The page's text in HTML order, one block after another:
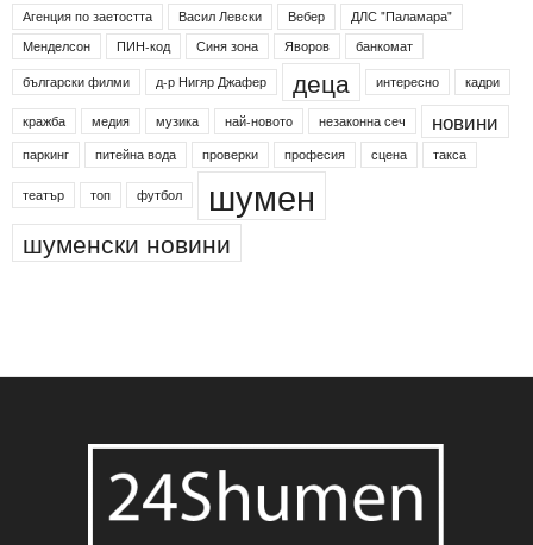
Агенция по заетостта
Васил Левски Вебер
ДЛС "Паламара"
Менделсон
ПИН-код Синя зона Яворов
банкомат
български филми
д-р Нигяр Джафер деца интересно кадри
кражба медия музика най-новото незаконна сеч новини
паркинг питейна вода проверки професия сцена такса
театър топ футбол шумен
шуменски новини